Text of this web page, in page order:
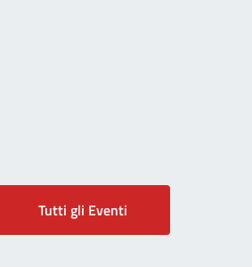
Tutti gli Eventi